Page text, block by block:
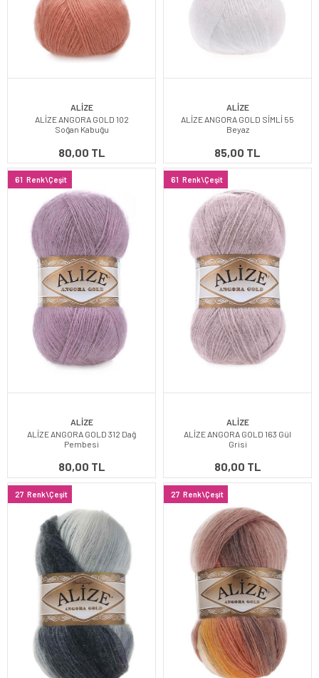
ALİZE
ALİZE ANGORA GOLD 102
Soğan Kabuğu
80,00 TL
ALİZE
ALİZE ANGORA GOLD SİMLİ 55
Beyaz
85,00 TL
61 Renk\Çeşit
ALİZE
ALİZE ANGORA GOLD 312 Dağ
Pembesi
80,00 TL
61 Renk\Çeşit
ALİZE
ALİZE ANGORA GOLD 163 Gül
Grisi
80,00 TL
27 Renk\Çeşit 27 Renk\Çeşit